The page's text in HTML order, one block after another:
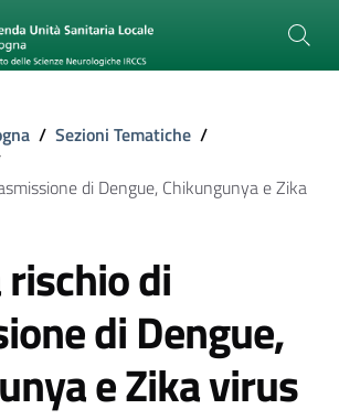
/ Sezioni Tematiche /
di Dengue, Chikungunya e Zika
di
di Dengue,
e Zika virus